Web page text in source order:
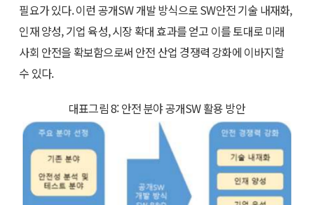
필요가 있다. 이런 공개SW 개발 방식으로 SW안전 기술 내재화,
인재 양성, 기업 육성, 시장 확대 효과를 얻고 이를 토대로 미래
사회 안전을 확보함으로써 안전 산업 경쟁력 강화에 이바지할
수 있다.
대표그림 8: 안전 분야 공개SW 활용 방안